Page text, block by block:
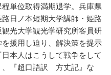
単位取得満期退学。兵庫県
日ノ本短期大学講師・姫路
光大学観光学研究所客員研
援用し迫り、解決策を提示
本人はこうして戦争をして
、『超口語訳 方丈記』な